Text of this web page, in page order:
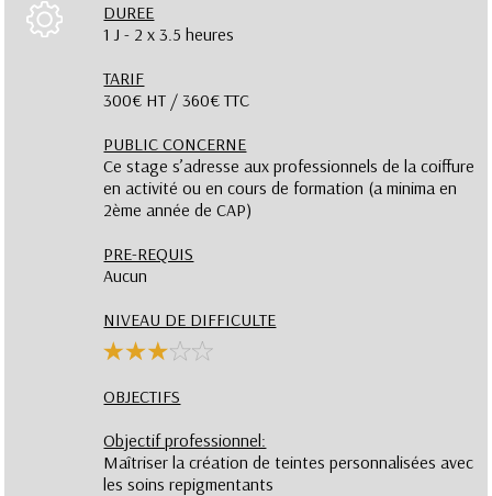
DUREE
1 J - 2 x 3.5 heures
TARIF
300€ HT / 360€ TTC
PUBLIC CONCERNE
Ce stage s’adresse aux professionnels de la coiffure
en activité ou en cours de formation (a minima en
2ème année de CAP)
PRE-REQUIS
Aucun
NIVEAU DE DIFFICULTE
OBJECTIFS
Objectif professionnel:
Maîtriser la création de teintes personnalisées avec
les soins repigmentants